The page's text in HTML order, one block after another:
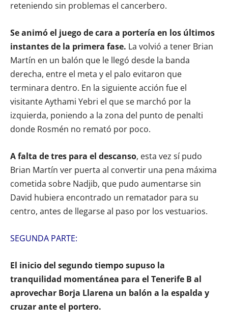
reteniendo sin problemas el cancerbero.
Se animó el juego de cara a portería en los últimos
instantes de la primera fase. La volvió a tener Brian
Martín en un balón que le llegó desde la banda
derecha, entre el meta y el palo evitaron que
terminara dentro. En la siguiente acción fue el
visitante Aythami Yebri el que se marchó por la
izquierda, poniendo a la zona del punto de penalti
donde Rosmén no remató por poco.
A falta de tres para el descanso, esta vez sí pudo
Brian Martín ver puerta al convertir una pena máxima
cometida sobre Nadjib, que pudo aumentarse sin
David hubiera encontrado un rematador para su
centro, antes de llegarse al paso por los vestuarios.
SEGUNDA PARTE:
El inicio del segundo tiempo supuso la
tranquilidad momentánea para el Tenerife B al
aprovechar Borja Llarena un balón a la espalda y
cruzar ante el portero.